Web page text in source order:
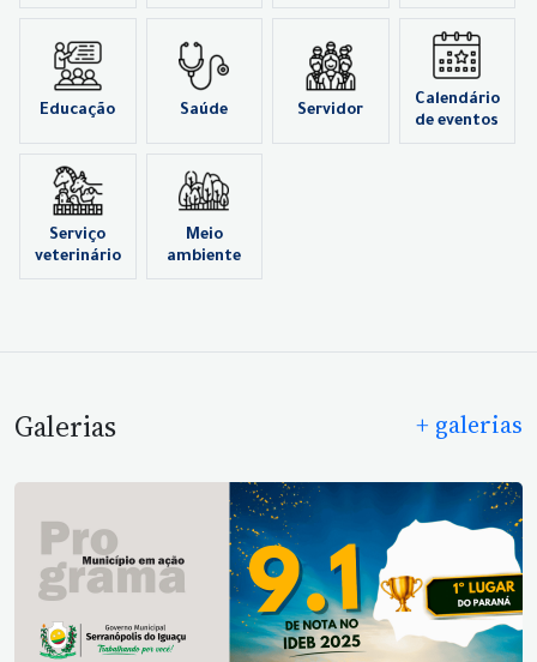
Educação Saúde Servidor
Calendário
de eventos
Serviço
veterinário
Meio
ambiente
Galerias + galerias